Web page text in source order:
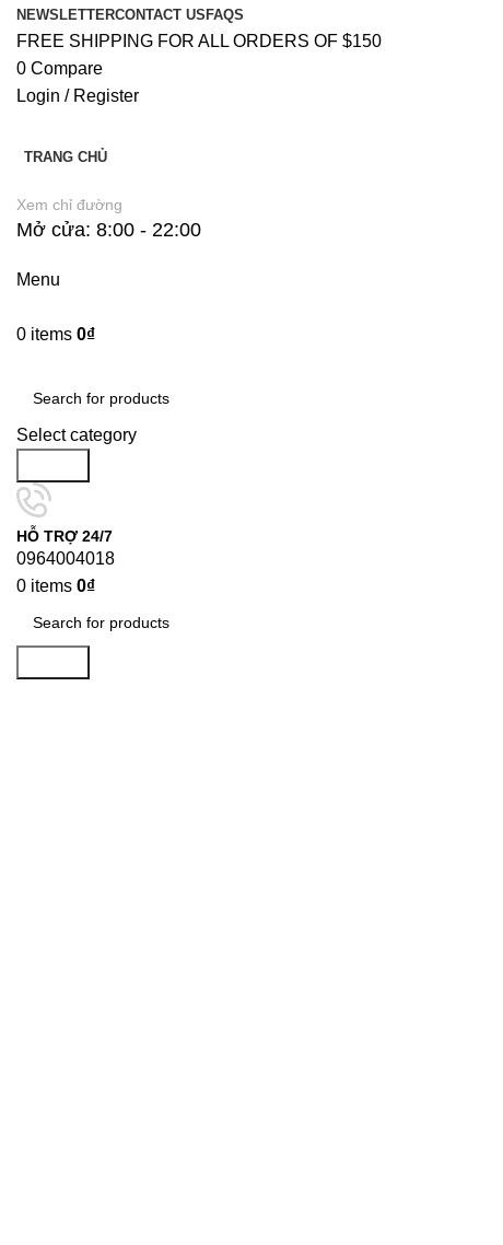
NEWSLETTERCONTACT US FAQS
FREE SHIPPING FOR ALL ORDERS OF $150
0 Compare
Login / Register
TRANG CHỦ
Xem chỉ đường
Mở cửa: 8:00 - 22:00
Menu
0 items 0₫
Select category
HỖ TRỢ 24/7
0964004018
0 items 0₫